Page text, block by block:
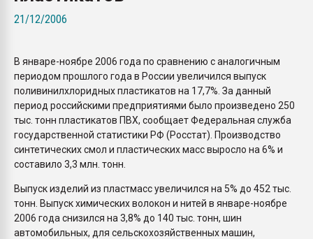
ПЕРЕЙТИ НА
21/12/2006
В январе-ноябре 2006 года по сравнению с аналогичным
периодом прошлого года в России увеличился выпуск
поливинилхлоридных пластикатов на 17,7%. За данный
период российскими предприятиями было произведено 250
тыс. тонн пластикатов ПВХ, сообщает Федеральная служба
государственной статистики РФ (Росстат). Производство
синтетических смол и пластических масс выросло на 6% и
составило 3,3 млн. тонн.
Выпуск изделий из пластмасс увеличился на 5% до 452 тыс.
тонн. Выпуск химических волокон и нитей в январе-ноябре
2006 года снизился на 3,8% до 140 тыс. тонн, шин
автомобильных, для сельскохозяйственных машин,